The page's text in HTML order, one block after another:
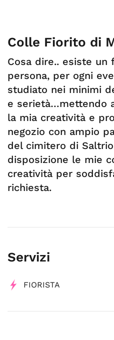
Colle Fiorito di
Cosa dire.. esiste un
persona, per ogni
studiato nei minimi
e serietà…mettendo
la mia creatività e
negozio con ampio
del cimitero di
disposizione le mie
creatività per
richiesta.
Servizi
FIORISTA